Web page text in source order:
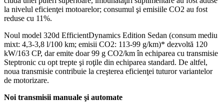
la nivelul eficienţei motoarelor; consumul şi emisiile CO2 au fost
reduse cu 11%.
Noul model 320d EfficientDynamics Edition Sedan (consum mediu
mixt: 4,3-3,8 l/100 km; emisii CO2: 113-99 g/km)* dezvoltă 120
kW/163 CP, dar emite doar 99 g CO2/km în echiparea cu transmisie
Steptronic cu opt trepte şi roţile din echiparea standard. De altfel,
noua transmisie contribuie la creşterea eficienţei tuturor variantelor
de motorizare.
Noi transmisii manuale şi automate